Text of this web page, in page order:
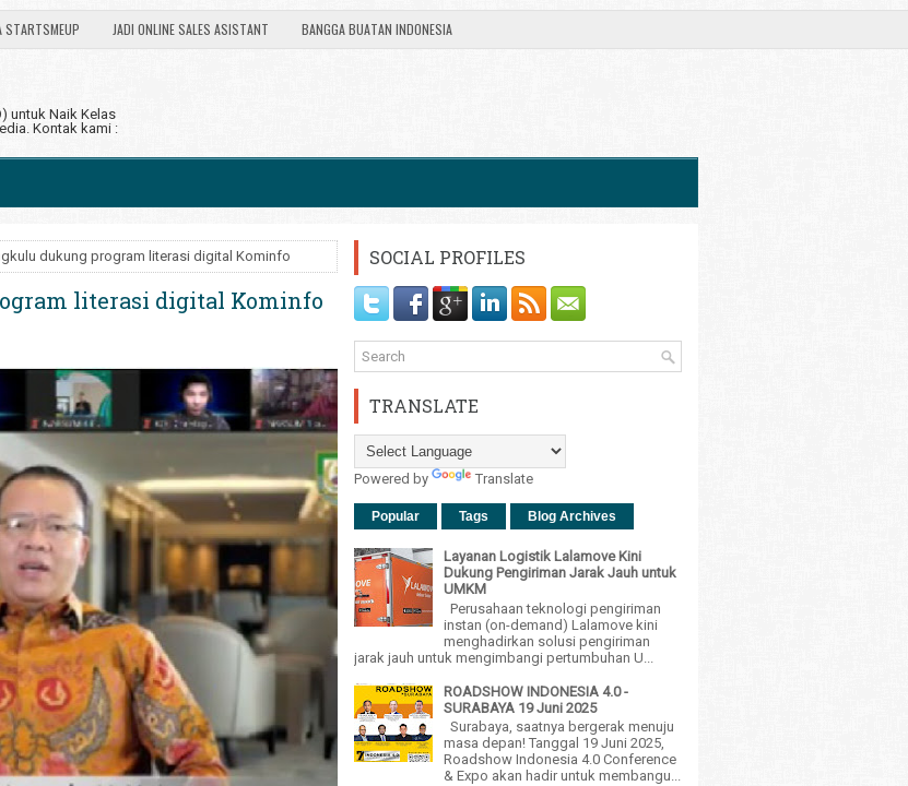
STARTSMEUP JADI ONLINE SALES ASISTANT BANGGA BUATAN INDONESIA
untuk Naik Kelas
Kontak kami :
dukung program literasi digital Kominfo
literasi digital Kominfo
SOCIAL PROFILES
TRANSLATE
Powered by Translate
Popular Tags Blog Archives
Layanan Logistik Lalamove Kini
Dukung Pengiriman Jarak Jauh untuk
UMKM
Perusahaan teknologi pengiriman
instan (on-demand) Lalamove kini
menghadirkan solusi pengiriman
jarak jauh untuk mengimbangi pertumbuhan U...
ROADSHOW INDONESIA 4.0 -
SURABAYA 19 Juni 2025
Surabaya, saatnya bergerak menuju
masa depan! Tanggal 19 Juni 2025,
Roadshow Indonesia 4.0 Conference
& Expo akan hadir untuk membangu...